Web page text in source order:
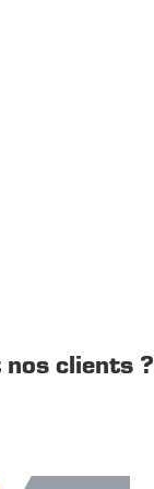
nos clients ?